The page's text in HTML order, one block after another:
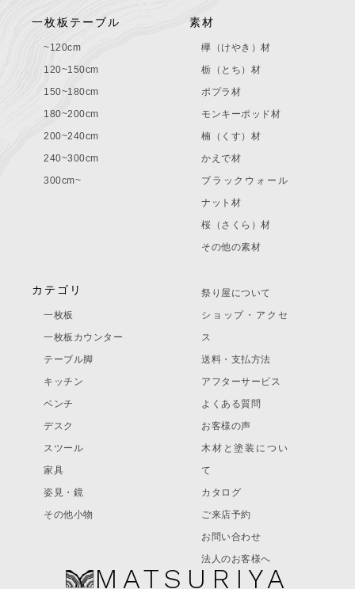
MATSURIYA
一枚板テーブル
~120cm
120~150cm
150~180cm
180~200cm
200~240cm
240~300cm
300cm~
素材
欅（けやき）材
栃（とち）材
ポプラ材
モンキーポッド材
楠（くす）材
かえで材
ブラックウォール
ナット材
桜（さくら）材
その他の素材
カテゴリ
一枚板
一枚板カウンター
テーブル脚
キッチン
ベンチ
デスク
スツール
家具
姿見・鏡
その他小物
祭り屋について
ショップ・アクセ
ス
送料・支払方法
アフターサービス
よくある質問
お客様の声
木材と塗装につい
て
カタログ
ご来店予約
お問い合わせ
法人のお客様へ